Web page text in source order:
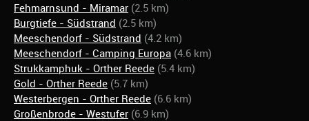
Fehmarnsund - Miramar (2.5 km)
Burgtiefe - Südstrand (2.5 km)
Meeschendorf - Südstrand (4.2 km)
Meeschendorf - Camping Europa (4.6 km)
Strukkamphuk - Orther Reede (5.4 km)
Gold - Orther Reede (5.7 km)
Westerbergen - Orther Reede (6.6 km)
Großenbrode - Westufer (6.9 km)